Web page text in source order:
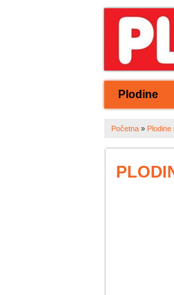
Plodine
Početna» Plodine